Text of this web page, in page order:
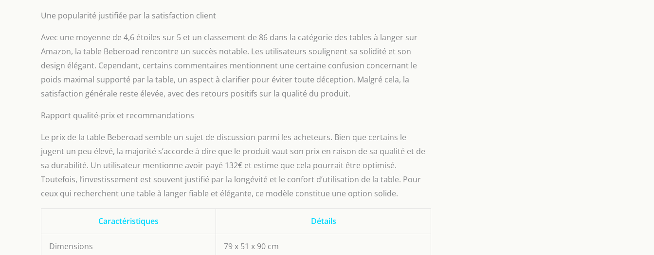
Une popularité justifiée par la satisfaction client
Avec une moyenne de 4,6 étoiles sur 5 et un classement de 86 dans la catégorie des tables à langer sur
Amazon, la table Beberoad rencontre un succès notable. Les utilisateurs soulignent sa solidité et son
design élégant. Cependant, certains commentaires mentionnent une certaine confusion concernant le
poids maximal supporté par la table, un aspect à clarifier pour éviter toute déception. Malgré cela, la
satisfaction générale reste élevée, avec des retours positifs sur la qualité du produit.
Rapport qualité-prix et recommandations
Le prix de la table Beberoad semble un sujet de discussion parmi les acheteurs. Bien que certains le
jugent un peu élevé, la majorité s’accorde à dire que le produit vaut son prix en raison de sa qualité et de
sa durabilité. Un utilisateur mentionne avoir payé 132€ et estime que cela pourrait être optimisé.
Toutefois, l’investissement est souvent justifié par la longévité et le confort d’utilisation de la table. Pour
ceux qui recherchent une table à langer fiable et élégante, ce modèle constitue une option solide.
Caractéristiques Détails
Dimensions 79 x 51 x 90 cm